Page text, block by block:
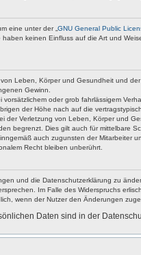
eine unter der „ GNU General Public
keinen Einfluss auf die Art und
Leben, Körper und Gesundheit und
Gewinn.
oder grob fahrlässigem
der Höhe nach auf die
der Verletzung von Leben, Körper und
begrenzt. Dies gilt auch für mittelbare
auch zugunsten der Mitarbeiter
Recht bleiben unberührt.
und die Datenschutzerklärung zu
Im Falle des Widerspruchs
wenn der Nutzer den Änderungen
Daten sind in der